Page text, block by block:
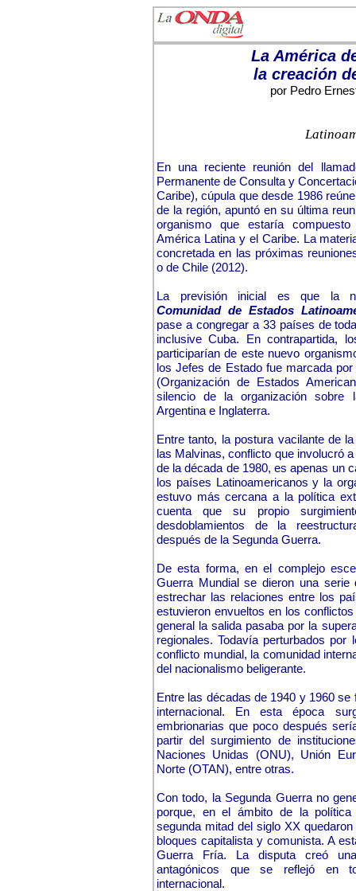
La América
la creación
por Pedro
En una reciente reunión del
Permanente de Consulta y
Caribe), cúpula que desde 1986
de la región, apuntó en su última
organismo que estaría
América Latina y el Caribe. La
concretada en las próximas
o de Chile (2012).
La previsión inicial es que la
Comunidad de Estados
pase a congregar a 33 países de
inclusive Cuba. En contrapartida,
participarían de este nuevo
los Jefes de Estado fue marcada
(Organización de Estados
silencio de la organización
Argentina e Inglaterra.
Entre tanto, la postura vacilante de
las Malvinas, conflicto que involucró
de la década de 1980, es apenas un
los países Latinoamericanos y la
estuvo más cercana a la política
cuenta que su propio
desdoblamientos de la
después de la Segunda Guerra.
De esta forma, en el complejo
Guerra Mundial se dieron una
estrechar las relaciones entre los
estuvieron envueltos en los
general la salida pasaba por la
regionales. Todavía perturbados
conflicto mundial, la comunidad
del nacionalismo beligerante.
Entre las décadas de 1940 y 1960
internacional. En esta época
embrionarias que poco después
partir del surgimiento de
Naciones Unidas (ONU), Unión
Norte (OTAN), entre otras.
Con todo, la Segunda Guerra no
porque, en el ámbito de la
segunda mitad del siglo XX
bloques capitalista y comunista. A
Guerra Fría. La disputa creó
antagónicos que se reflejó en
internacional.